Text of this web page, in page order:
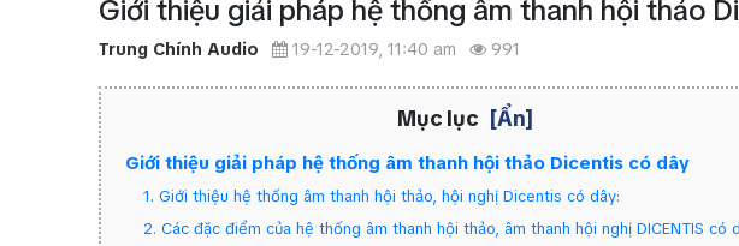
Giới thiệu giải pháp hệ thống âm thanh hội thảo
Trung Chính Audio 19-12-2019, 11:40 am 991
Mục lục [Ẩn]
Giới thiệu giải pháp hệ thống âm thanh hội thảo Dicentis có dây
1. Giới thiệu hệ thống âm thanh hội thảo, hội nghị Dicentis có dây:
2. Các đặc điểm của hệ thống âm thanh hội thảo, âm thanh hội nghị DICENTIS có